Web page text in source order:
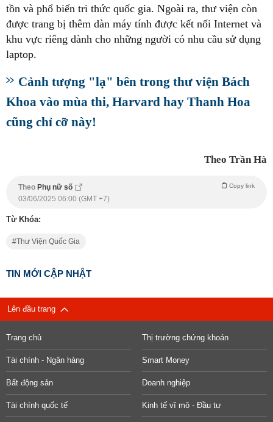
tồn và phổ biến tri thức quốc gia. Ngoài ra, thư viện còn
được trang bị thêm dàn máy tính được kết nối Internet và
khu vực riêng dành cho những người có nhu cầu sử dụng
laptop.
Cảnh tượng "lạ" bên trong thư viện Bách
Khoa vào mùa thi, Harvard hay Thanh Hoa
cũng chỉ cỡ này!
Theo Trần Hà
Theo Phụ nữ số Copy link
03/06/2025 06:00 (GMT +7)
Từ Khóa:
Thư Viện Quốc Gia
TIN MỚI CẬP NHẬT
Lên đầu trang
Trang chủ Thị trường chứng khoán
Tài chính - Ngân hàng Smart Money
Bất động sản Doanh nghiệp
Tài chính quốc tế Kinh tế vĩ mô - Đầu tư